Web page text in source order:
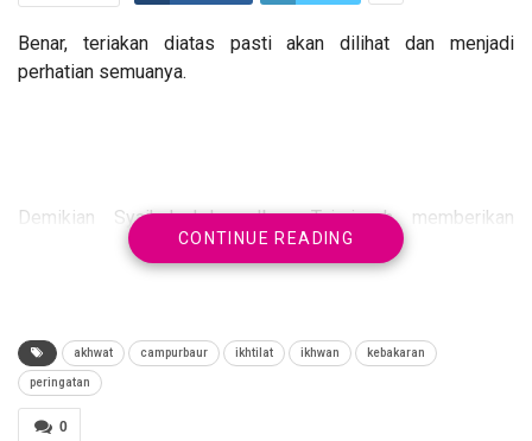
Benar, teriakan diatas pasti akan dilihat dan menjadi
perhatian semuanya.
Demikian Syaikul Islam Ibnu Taimiyyah memberikan
permisalan bagi yang suka kumpul – kumpul lelaki dan
wanita tanpa adanya Mahram.
Beliau berkata :
CONTINUE READING
akhwat campurbaur ikhtilat ikhwan kebakaran
peringatan
0